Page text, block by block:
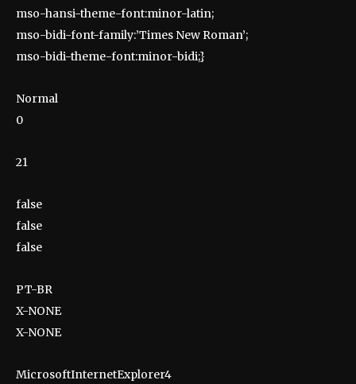
mso-hansi-theme-font:minor-latin;
mso-bidi-font-family:’Times New Roman’;
mso-bidi-theme-font:minor-bidi;}
Normal
0
21
false
false
false
PT-BR
X-NONE
X-NONE
MicrosoftInternetExplorer4